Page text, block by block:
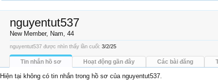
nguyentut537
New Member, Nam, 44
nguyentut537 được nhìn thấy lần cuối: 3/2/25
Tin nhắn hồ sơ Hoạt động gần đây Các bài đăng
Hiện tại không có tin nhắn trong hồ sơ của nguyentut537.